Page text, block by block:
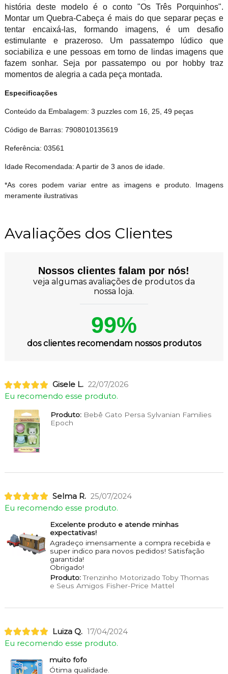
história deste modelo é o conto "Os Três Porquinhos".
Montar um Quebra-Cabeça é mais do que separar peças e
tentar encaixá-las, formando imagens, é um desafio
estimulante e prazeroso. Um passatempo lúdico que
sociabiliza e une pessoas em torno de lindas imagens que
fazem sonhar. Seja por passatempo ou por hobby traz
momentos de alegria a cada peça montada.
Especificações
Conteúdo da Embalagem: 3 puzzles com 16, 25, 49 peças
Código de Barras: 7908010135619
Referência: 03561
Idade Recomendada: A partir de 3 anos de idade.
*As cores podem variar entre as imagens e produto. Imagens
meramente ilustrativas
Avaliações dos Clientes
Nossos clientes falam por nós!
veja algumas avaliações de produtos da
nossa loja.
99%
dos clientes recomendam nossos produtos
Gisele L. 22/07/2026
Eu recomendo esse produto.
Produto:Bebê Gato Persa Sylvanian Families
Epoch
Selma R. 25/07/2024
Eu recomendo esse produto.
Excelente produto e atende minhas
expectativas!
Agradeço imensamente a compra recebida e
super indico para novos pedidos! Satisfação
garantida!
Obrigado!
Produto:Trenzinho Motorizado Toby Thomas
e Seus Amigos Fisher-Price Mattel
Luiza Q. 17/04/2024
Eu recomendo esse produto.
muito fofo
Ótima qualidade.